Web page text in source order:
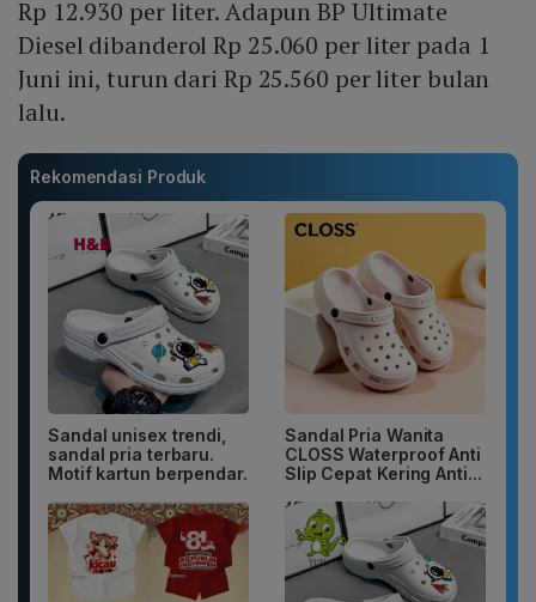
Rp 12.930 per liter. Adapun BP Ultimate
Diesel dibanderol Rp 25.060 per liter pada 1
Juni ini, turun dari Rp 25.560 per liter bulan
lalu.
Rekomendasi Produk
Sandal unisex trendi,
sandal pria terbaru.
Motif kartun berpendar.
Sandal Pria Wanita
CLOSS Waterproof Anti
Slip Cepat Kering Anti...